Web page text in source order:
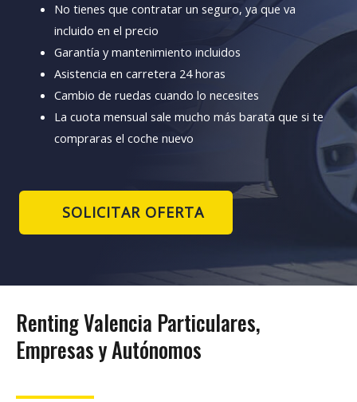
No tienes que contratar un seguro, ya que va
incluido en el precio
Garantía y mantenimiento incluidos
Asistencia en carretera 24 horas
Cambio de ruedas cuando lo necesites
La cuota mensual sale mucho más barata que si te
compraras el coche nuevo
SOLICITAR OFERTA
Renting Valencia Particulares,
Empresas y Autónomos